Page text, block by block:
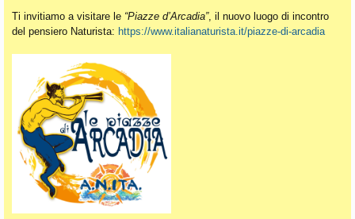
Ti invitiamo a visitare le “Piazze d’Arcadia”, il nuovo luogo di incontro
del pensiero Naturista: https://www.italianaturista.it/piazze-di-arcadia